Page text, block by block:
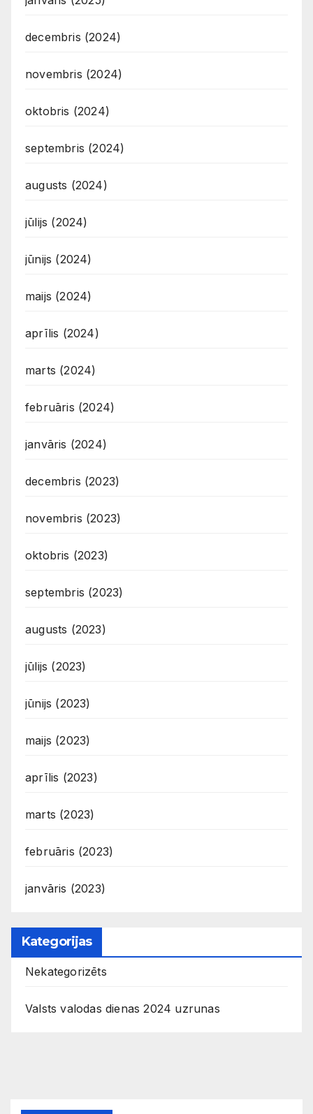
decembris (2024)
novembris (2024)
oktobris (2024)
septembris (2024)
augusts (2024)
jūlijs (2024)
jūnijs (2024)
maijs (2024)
aprīlis (2024)
marts (2024)
februāris (2024)
janvāris (2024)
decembris (2023)
novembris (2023)
oktobris (2023)
septembris (2023)
augusts (2023)
jūlijs (2023)
jūnijs (2023)
maijs (2023)
aprīlis (2023)
marts (2023)
februāris (2023)
janvāris (2023)
Kategorijas
Nekategorizēts
Valsts valodas dienas 2024 uzrunas